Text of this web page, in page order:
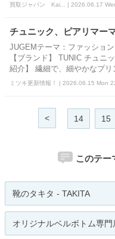
買取ジャパン Kai... | 2026.06.17
チュニック、ピアリマー
JUGEMテーマ：ファッショ
【ブランド】 TUNIC チュ
紹介】 繊細で、細やかなプリ
ミツキ更新情報！ | 2026.06.15 Mon
< 14 15
このテー
靴のタキタ - TAKITA
オリジナルベルボトム専門